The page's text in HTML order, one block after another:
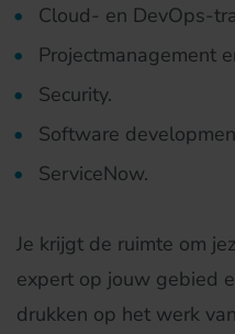
Cloud- en DevOps-
Projectmanagement
Security.
Software
ServiceNow.
Je krijgt de ruimte om
expert op jouw gebied
drukken op het werk